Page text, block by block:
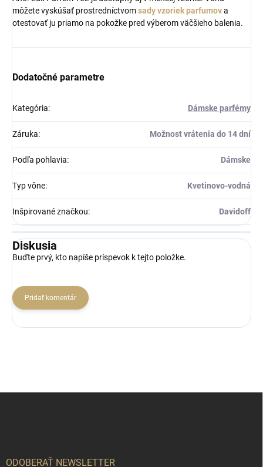
môžete vyskúšať prostredníctvomsady vzoriek parfumova
otestovať ju priamo na pokožke pred výberom väčšieho balenia.
Dodatočné parametre
Kategória: Dámske parfémy
Záruka: Možnost vrátenia do 14 dní
Podľa pohlavia: Dámske
Typ vône: Kvetinovo-vodná
Inšpirované značkou: Davidoff
Diskusia
Buďte prvý, kto napíše príspevok k tejto položke.
Pridať komentár
ODOBERAŤ NEWSLETTER